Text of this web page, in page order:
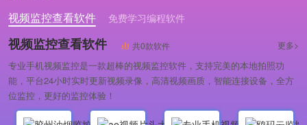
视频监控查看软件
免费学习编程软件
专业做婚礼策划的软件
视频监控查看软件 共0款软件 更多>
专业手机视频监控是一款超棒的视频监控软件，支持完美的本地拍照功
能，平台24小时实时更新视频录像，高清视频画质，智能连接设备，全方
位监控，更好的监控体验！